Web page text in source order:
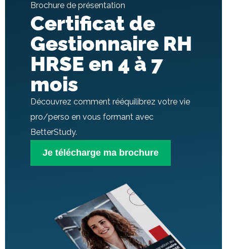
Brochure de présentation
Certificat de
Gestionnaire RH
HRSE en 4 à 7
mois
Découvrez comment rééquilibrez votre vie
pro/perso en vous formant avec
BetterStudy.
Je télécharge ma brochure